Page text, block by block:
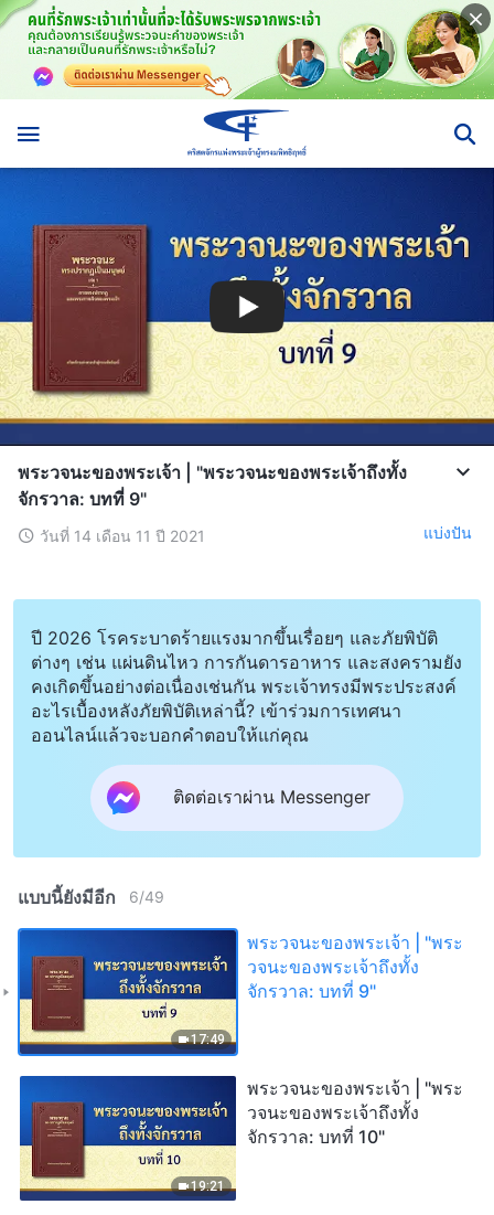
พระวจนะของพระเจ้า | "พระวจนะของพระเจ้าถึงทั้ง
จักรวาล: บทที่ 9"
วันที่ 14 เดือน 11 ปี 2021 แบ่งปัน
ปี 2026 โรคระบาดร้ายแรงมากขึ้นเรื่อยๆ และภัยพิบัติ
ต่างๆ เช่น แผ่นดินไหว การกันดารอาหาร และสงครามยัง
คงเกิดขึ้นอย่างต่อเนื่องเช่นกัน พระเจ้าทรงมีพระประสงค์
อะไรเบื้องหลังภัยพิบัติเหล่านี้? เข้าร่วมการเทศนา
ออนไลน์แล้วจะบอกคำตอบให้แก่คุณ
ติดต่อเราผ่าน Messenger
แบบนี้ยังมีอีก 6/49
17:49
พระวจนะของพระเจ้า | "พระ
วจนะของพระเจ้าถึงทั้ง
จักรวาล: บทที่ 9"
19:21
พระวจนะของพระเจ้า | "พระ
วจนะของพระเจ้าถึงทั้ง
จักรวาล: บทที่ 10"